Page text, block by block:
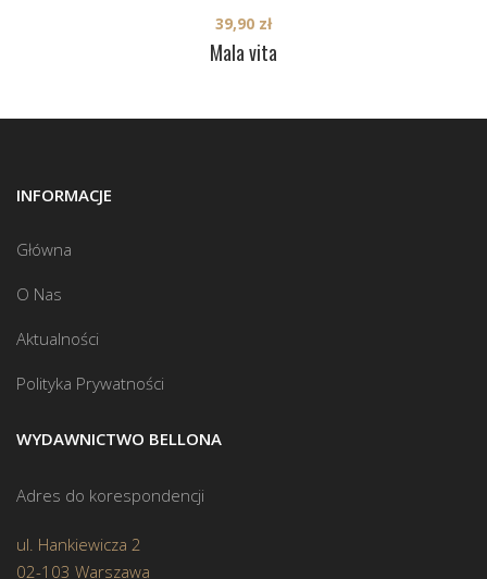
Mala vita
39,90 zł
INFORMACJE
Główna
O Nas
Aktualności
Polityka Prywatności
WYDAWNICTWO BELLONA
Adres do korespondencji
ul. Hankiewicza 2
02-103 Warszawa